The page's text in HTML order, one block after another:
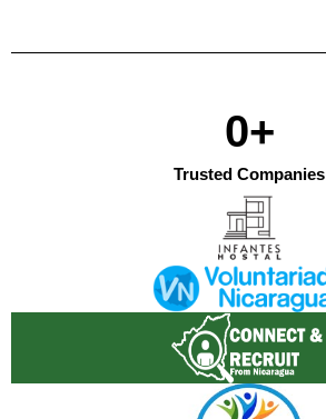
Trusted Companies
0+